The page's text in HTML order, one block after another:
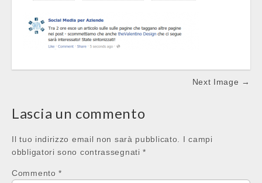
Next Image →
Lascia un commento
Il tuo indirizzo email non sarà pubblicato.
I campi
obbligatori sono contrassegnati*
Commento*